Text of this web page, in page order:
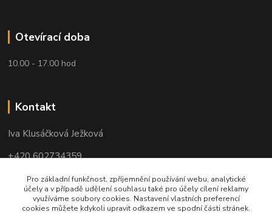
Otevírací doba
10.00 - 17.00 hod
Kontakt
Iva Klusáčková Ježková
+420 602734359
(po-pá 10.00-17.00hod)
iva@ivadekor.cz
Pro základní funkčnost, zpříjemnění používání webu, analytické
účely a v případě udělení souhlasu také pro účely cílení reklamy
využíváme soubory cookies. Nastavení vlastních preferencí
cookies můžete kdykoli upravit odkazem ve spodní části stránek.